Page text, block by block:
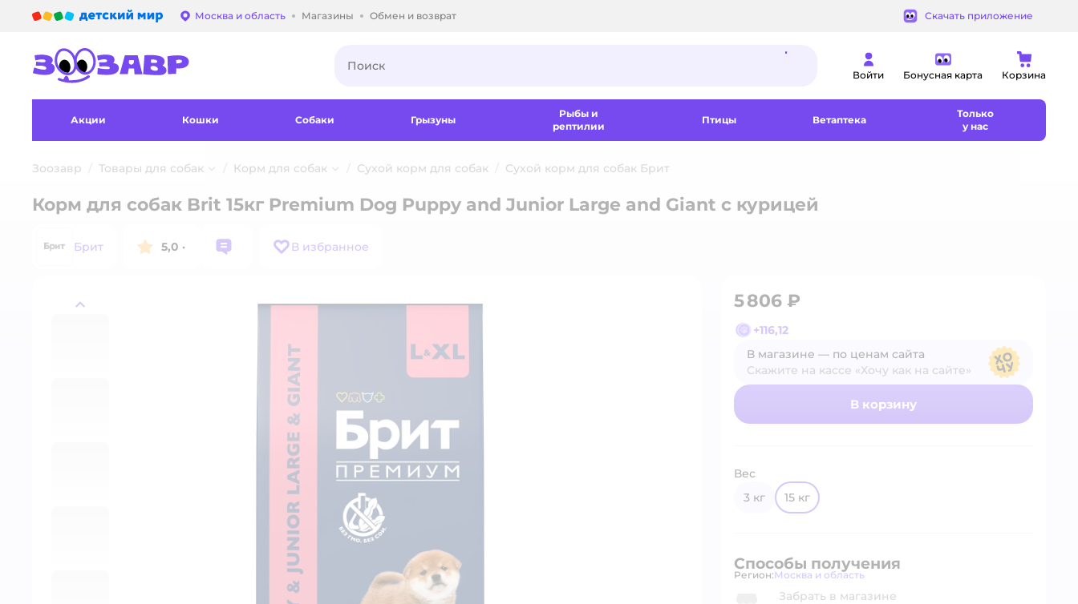
Выбор адреса доставки.
Москва и область Магазины Обмен и возврат Скачать приложение
Войти Бонусная карта Корзина
Акции Кошки Собаки Грызуны
Рыбы и
рептилии
Птицы Ветаптека
Только
у нас
Зоозавр Товары для собак Корм для собак Сухой корм для собак Сухой корм для собак Брит
назад
Корм для собак Brit 15кг Premium Dog Puppy and Junior Large and Giant с курицей
Брит 5,0 · В избранное
5 806 ₽
+116,12
В магазине — по ценам сайта
Скажите на кассе «Хочу как на сайте»
В магазине — по ценам сайта
В корзину
Вес
3 кг
15 кг
Способы получения
Регион: Выбор адреса доставки.
Москва и область
Забрать в магазине